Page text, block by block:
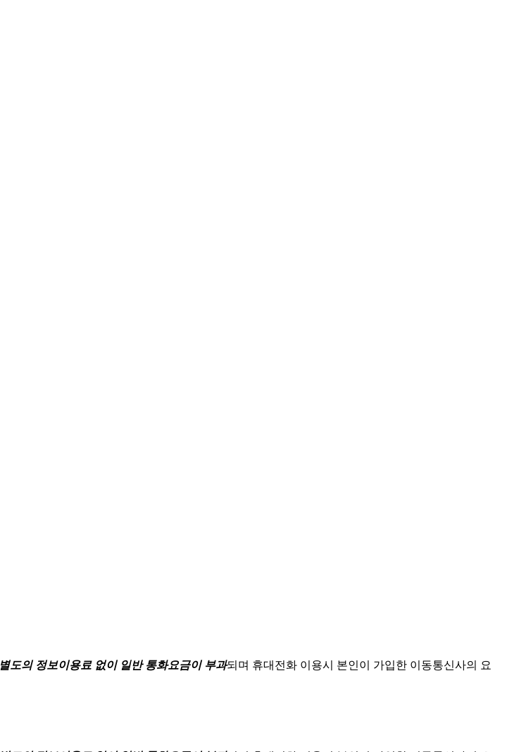
별도의 정보이용료 없이 일반 통화요금이 부과되며 휴대전화 이용시 본인이 가입한 이동통신사의 요